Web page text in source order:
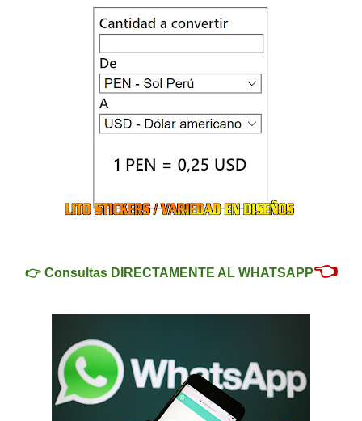
👉 Consultas DIRECTAMENTE AL WHATSAPP👈